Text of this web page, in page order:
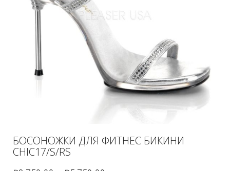
БОСОНОЖКИ ДЛЯ ФИТНЕС БИКИНИ
CHIC17/S/RS